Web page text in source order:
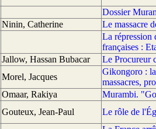
Dossier
Ninin, Catherine
Le massacre
La répression
françaises :
Jallow, Hassan Bubacar
Le Procureur
Morel, Jacques
Gikongoro :
massacres,
Omaar, Rakiya
Murambi.
Gouteux, Jean-Paul
Le rôle de